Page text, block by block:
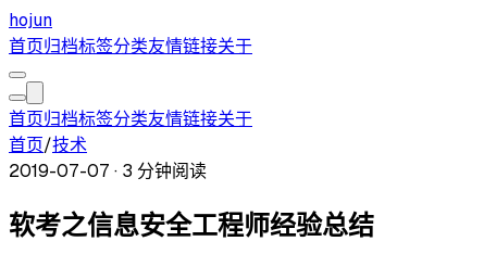
hojun
首页归档标签分类友情链接关于
首页归档标签分类友情链接关于
首页/技术
2019-07-07 · 3 分钟阅读
软考之信息安全工程师经验总结